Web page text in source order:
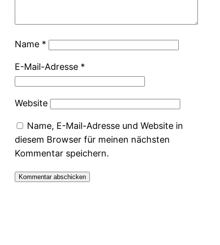
Name *
E-Mail-Adresse *
Website
Name, E-Mail-Adresse und Website in
diesem Browser für meinen nächsten
Kommentar speichern.